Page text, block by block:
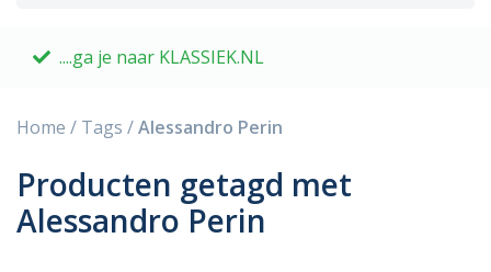
....ga je naar KLASSIEK.NL
Home / Tags /Alessandro Perin
Producten getagd met
Alessandro Perin